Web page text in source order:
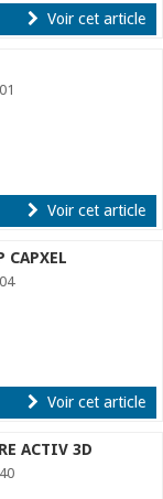
Voir cet article
Voir cet article
CAPXEL
Voir cet article
ACTIV 3D